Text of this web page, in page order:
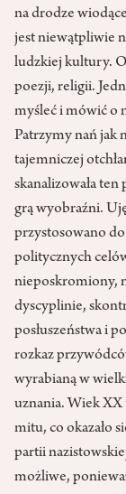
na drodze
jest niewątpliwie
ludzkiej kultury.
poezji, religii.
myśleć i mówić o
Patrzymy nań jak
tajemniczej
skanalizowała
grą wyobraźni.
przystosowano
politycznych
nieposkromiony,
dyscyplinie,
posłuszeństwa i
rozkaz
wyrabianą w
uznania. Wiek
mitu, co okazało
partii
możliwe,